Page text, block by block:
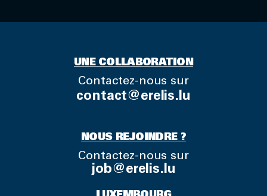
UNE COLLABORATION
Contactez-nous sur
contact@erelis.lu
NOUS REJOINDRE ?
Contactez-nous sur
job@erelis.lu